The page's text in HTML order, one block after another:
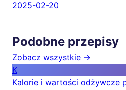
2025-02-20
Podobne przepisy
Zobacz wszystkie →
K
Kalorie i wartości odżywcze